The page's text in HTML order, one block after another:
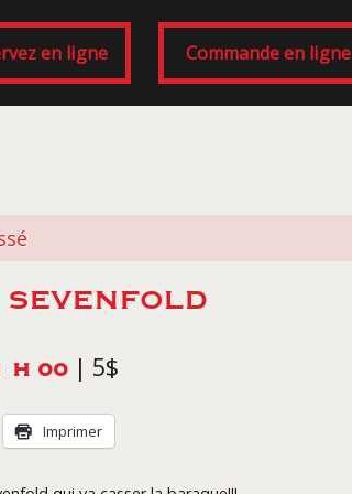
en ligne Commande en ligne
SEVENFOLD
H 00 | 5$
Imprimer